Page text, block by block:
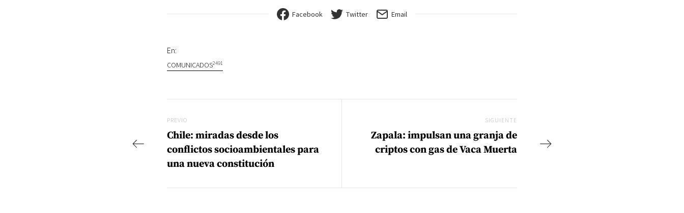
Facebook Twitter Email
En:
COMUNICADOS2491
Previo
PREVIO
Chile: miradas desde los
conflictos socioambientales para
una nueva constitución
SIGUIENTE
Zapala: impulsan una granja de
criptos con gas de Vaca Muerta